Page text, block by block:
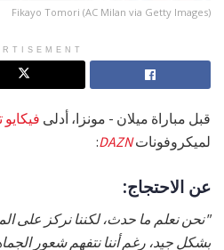
Fikayo Tomori (AC Milan via Getty Images)
قبل مباراة ميلان - مونزا، أدلى
لميكروفوناتDAZN
:
عن الاحتجاج:
"نحن نعلم ما حدث، لكننا نركز على
بشكل جيد، رغم أننا نتفهم شعور